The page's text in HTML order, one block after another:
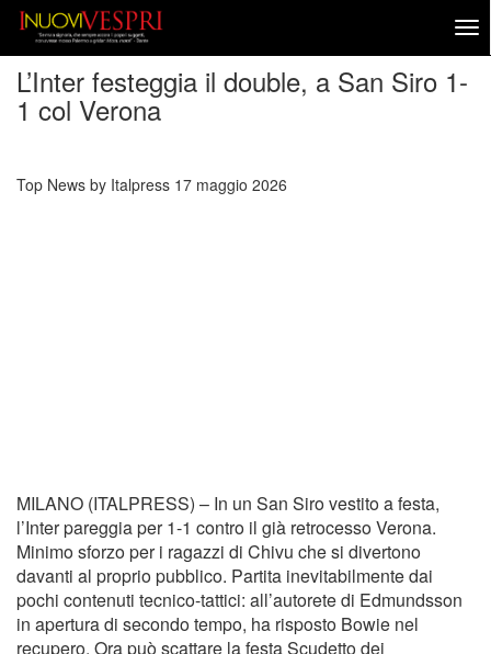
L’Inter festeggia il double, a San Siro 1-
1 col Verona
Top News by Italpress 17 maggio 2026
MILANO (ITALPRESS) – In un San Siro vestito a festa,
l’Inter pareggia per 1-1 contro il già retrocesso Verona.
Minimo sforzo per i ragazzi di Chivu che si divertono
davanti al proprio pubblico. Partita inevitabilmente dai
pochi contenuti tecnico-tattici: all’autorete di Edmundsson
in apertura di secondo tempo, ha risposto Bowie nel
recupero. Ora può scattare la festa Scudetto dei